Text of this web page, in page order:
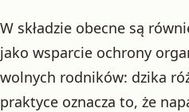
W składzie obecne są
jako wsparcie ochrony
wolnych rodników: dzika
praktyce oznacza to, że